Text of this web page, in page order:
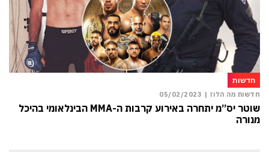
חדשות
חדשות מה הלוז | 05/02/2023
שוטר יס”מ יתחרה באירוע קרבות ה-MMA הבינלאומי בהיכל
מנורה